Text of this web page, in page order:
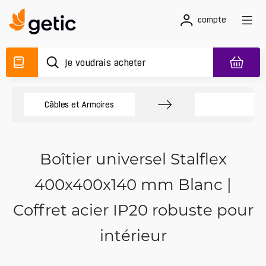
compte
Câbles et Armoires
Boîtier universel Stalflex
400x400x140 mm Blanc |
Coffret acier IP20 robuste pour
intérieur